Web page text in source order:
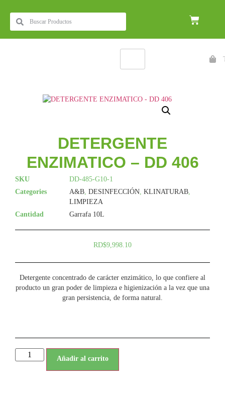
DETERGENTE
ENZIMATICO – DD 406
SKU
DD-485-G10-1
Categories
A&B, DESINFECCIÓN, KLINATURAB,
LIMPIEZA
Cantidad
Garrafa 10L
RD$9,998.10
Detergente concentrado de carácter enzimático, lo que confiere al
producto un gran poder de limpieza e higienización a la vez que una
gran persistencia, de forma natural.
Añadir al carrito